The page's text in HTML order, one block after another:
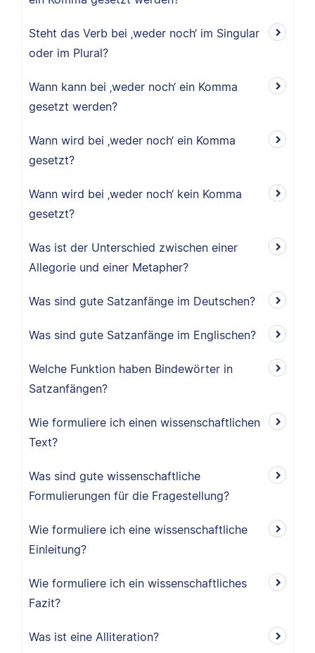
Steht das Verb bei ‚weder noch‘ im Singular
oder im Plural?
Wann kann bei ‚weder noch‘ ein Komma
gesetzt werden?
Wann wird bei ‚weder noch‘ ein Komma
gesetzt?
Wann wird bei ‚weder noch‘ kein Komma
gesetzt?
Was ist der Unterschied zwischen einer
Allegorie und einer Metapher?
Was sind gute Satzanfänge im Deutschen?
Was sind gute Satzanfänge im Englischen?
Welche Funktion haben Bindewörter in
Satzanfängen?
Wie formuliere ich einen wissenschaftlichen
Text?
Was sind gute wissenschaftliche
Formulierungen für die Fragestellung?
Wie formuliere ich eine wissenschaftliche
Einleitung?
Wie formuliere ich ein wissenschaftliches
Fazit?
Was ist eine Alliteration?